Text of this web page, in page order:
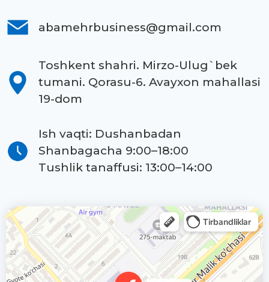
abamehrbusiness@gmail.com
Toshkent shahri. Mirzo-Ulug`bek
tumani. Qorasu-6. Avayxon mahallasi
19-dom
Ish vaqti: Dushanbadan
Shanbagacha 9:00–18:00
Tushlik tanaffusi: 13:00–14:00